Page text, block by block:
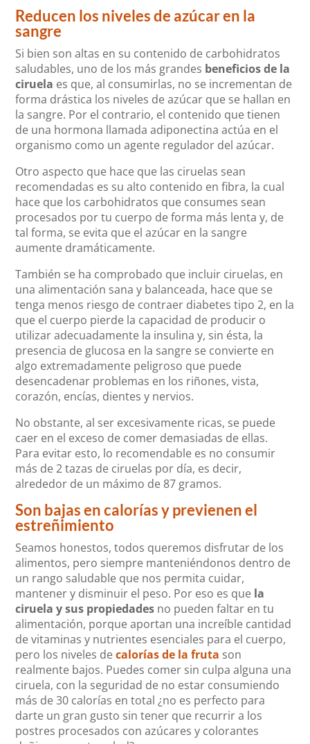
Reducen los niveles de azúcar en la
sangre
Si bien son altas en su contenido de carbohidratos
saludables, uno de los más grandes beneficios de la
ciruela es que, al consumirlas, no se incrementan de
forma drástica los niveles de azúcar que se hallan en
la sangre. Por el contrario, el contenido que tienen
de una hormona llamada adiponectina actúa en el
organismo como un agente regulador del azúcar.
Otro aspecto que hace que las ciruelas sean
recomendadas es su alto contenido en fibra, la cual
hace que los carbohidratos que consumes sean
procesados por tu cuerpo de forma más lenta y, de
tal forma, se evita que el azúcar en la sangre
aumente dramáticamente.
También se ha comprobado que incluir ciruelas, en
una alimentación sana y balanceada, hace que se
tenga menos riesgo de contraer diabetes tipo 2, en la
que el cuerpo pierde la capacidad de producir o
utilizar adecuadamente la insulina y, sin ésta, la
presencia de glucosa en la sangre se convierte en
algo extremadamente peligroso que puede
desencadenar problemas en los riñones, vista,
corazón, encías, dientes y nervios.
No obstante, al ser excesivamente ricas, se puede
caer en el exceso de comer demasiadas de ellas.
Para evitar esto, lo recomendable es no consumir
más de 2 tazas de ciruelas por día, es decir,
alrededor de un máximo de 87 gramos.
Son bajas en calorías y previenen el
estreñimiento
Seamos honestos, todos queremos disfrutar de los
alimentos, pero siempre manteniéndonos dentro de
un rango saludable que nos permita cuidar,
mantener y disminuir el peso. Por eso es que la
ciruela y sus propiedades no pueden faltar en tu
alimentación, porque aportan una increíble cantidad
de vitaminas y nutrientes esenciales para el cuerpo,
pero los niveles decalorías de la fruta son
realmente bajos. Puedes comer sin culpa alguna una
ciruela, con la seguridad de no estar consumiendo
más de 30 calorías en total ¿no es perfecto para
darte un gran gusto sin tener que recurrir a los
postres procesados con azúcares y colorantes